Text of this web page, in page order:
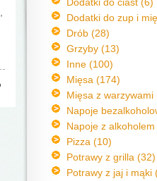
Dodatki do zup i
Drób (28)
Grzyby (13)
Inne (100)
Mięsa (174)
Mięsa z warzywami
Napoje
Napoje z alkoholem
Pizza (10)
Potrawy z grilla (32)
Potrawy z jaj i mąki